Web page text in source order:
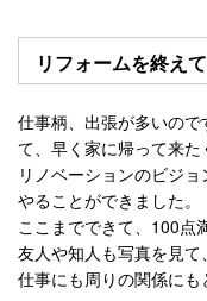
リフォームを終え
仕事柄、出張が多いので
て、早く家に帰って来た
リノベーションのビジ
やることができました。
ここまでできて、100点
友人や知人も写真を見て
仕事にも周りの関係にも